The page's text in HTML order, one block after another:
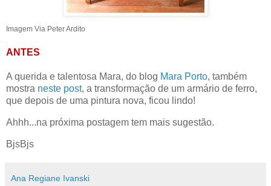
Imagem Via Peter Ardito
ANTES
A querida e talentosa Mara, do blog Mara Porto, também
mostra neste post, a transformação de um armário de ferro,
que depois de uma pintura nova, ficou lindo!
Ahhh...na próxima postagem tem mais sugestão.
BjsBjs
Ana Regiane Ivanski